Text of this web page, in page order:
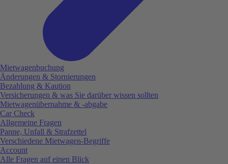
Mietwagenbuchung
Änderungen & Stornierungen
Bezahlung & Kaution
Versicherungen & was Sie darüber wissen sollten
Mietwagenübernahme & -abgabe
Car Check
Allgemeine Fragen
Panne, Unfall & Strafzettel
Verschiedene Mietwagen-Begriffe
Account
Alle Fragen auf einen Blick